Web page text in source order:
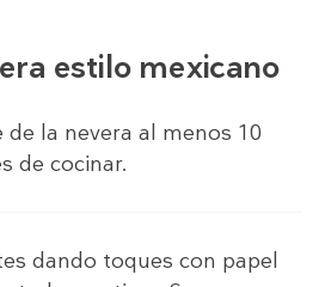
estilo mexicano
de la nevera al menos 10
de cocinar.
dando toques con papel